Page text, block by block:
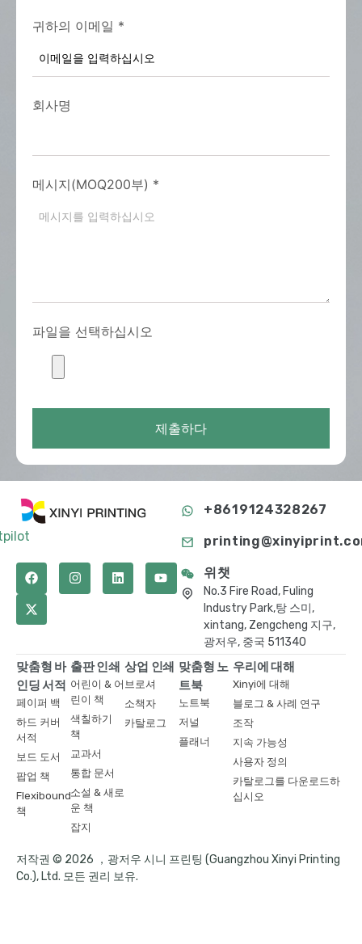
귀하의 이메일 *
회사명
메시지(MOQ200부) *
파일을 선택하십시오
제출하다
+8619124328267
위챗
No.3 Fire Road, Fuling
Industry Park,탕 스미,
xintang, Zengcheng 지구,
광저우, 중국 511340
맞춤형 바
인딩 서적
페이퍼 백
하드 커버
서적
보드 도서
팝업 책
Flexibound
책
출판 인쇄
어린이 & 어
린이 책
색칠하기
책
교과서
통합 문서
소설 & 새로
운 책
잡지
상업 인쇄
브로셔
소책자
카탈로그
맞춤형 노
트북
노트북
저널
플래너
우리에 대해
Xinyi에 대해
블로그 & 사례 연구
조작
지속 가능성
사용자 정의
카탈로그를 다운로드하
십시오
저작권 © 2026 ，광저우 시니 프린팅 (Guangzhou Xinyi Printing
Co.), Ltd. 모든 권리 보유.